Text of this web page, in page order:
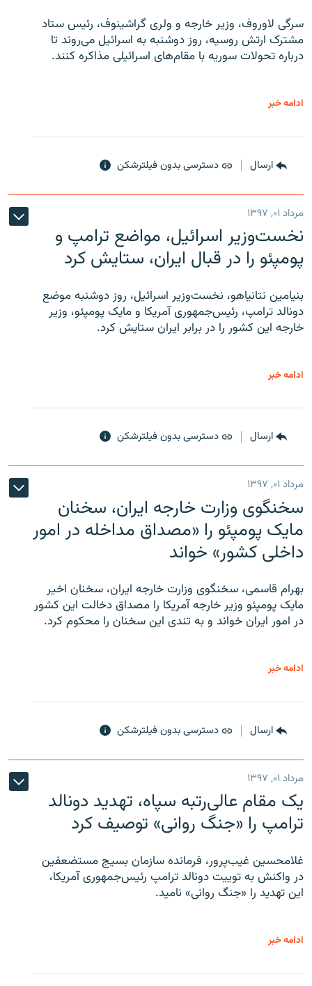
سرگی لاوروف، وزیر خارجه و ولری گراشینوف، رئیس ستاد
مشترک ارتش روسیه، روز دوشنبه به اسرائیل می‌روند تا
درباره تحولات سوریه با مقام‌های اسرائیلی مذاکره کنند.
ادامه خبر
ارسال دسترسی بدون فیلترشکن
مرداد ۰۱, ۱۳۹۷
نخست‌وزیر اسرائیل، مواضع ترامپ و
پومپئو را در قبال ایران، ستایش کرد
بنیامین نتانیاهو، نخست‌وزیر اسرائیل، روز دوشنبه موضع
دونالد ترامپ، رئیس‌جمهوری آمریکا و مایک پومپئو، وزیر
خارجه این کشور را در برابر ایران ستایش کرد.
ادامه خبر
ارسال دسترسی بدون فیلترشکن
مرداد ۰۱, ۱۳۹۷
سخنگوی وزارت خارجه ایران، سخنان
مایک پومپئو را «مصداق مداخله در امور
داخلی کشور» خواند
بهرام قاسمی، سخنگوی وزارت خارجه ایران، سخنان اخیر
مایک پومپئو وزیر خارجه آمریکا را مصداق دخالت این کشور
در امور ایران خواند و به تندی این سخنان را محکوم کرد.
ادامه خبر
ارسال دسترسی بدون فیلترشکن
مرداد ۰۱, ۱۳۹۷
یک مقام عالی‌رتبه سپاه، تهدید دونالد
ترامپ را «جنگ روانی» توصیف کرد
غلامحسین غیب‌پرور، فرمانده سازمان بسیج مستضعفین
در واکنش به توییت دونالد ترامپ رئیس‌جمهوری آمریکا،
این تهدید را «جنگ روانی» نامید.
ادامه خبر